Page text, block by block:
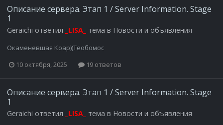
Описание сервера. Этап 1 / Server Information. Stage
1
Geraichi ответил _LISA_ тема в Новости и объявления
Окаменевшая Коар))Теобомос
10 октября, 2025
19 ответов
Описание сервера. Этап 1 / Server Information. Stage
1
Geraichi ответил _LISA_ тема в Новости и объявления